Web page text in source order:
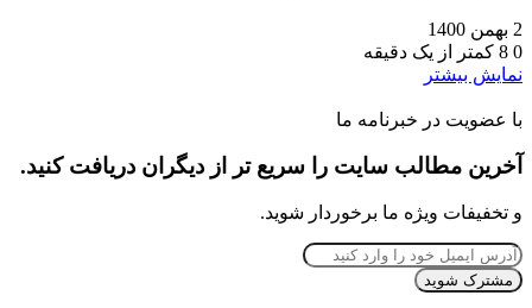
2 بهمن 1400
0
کمتر از یک دقیقه
نمایش بیشتر
با عضویت در خبرنامه ما
آخرین مطالب سایت را سریع تر از دیگران دریافت کنید.
و تخفیفات ویژه ما برخوردار شوید.
آدرس
ایمیل
خود